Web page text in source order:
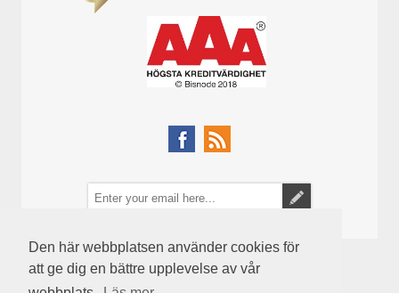
Den här webbplatsen använder cookies för
att ge dig en bättre upplevelse av vår